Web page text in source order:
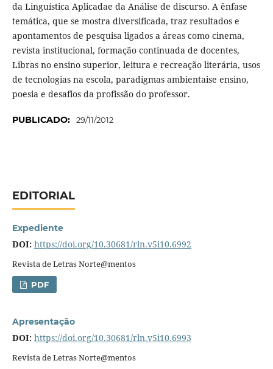
da Linguística Aplicadae da Análise de discurso. A ênfase
temática, que se mostra diversificada, traz resultados e
apontamentos de pesquisa ligados a áreas como cinema,
revista institucional, formação continuada de docentes,
Libras no ensino superior, leitura e recreação literária, usos
de tecnologias na escola, paradigmas ambientaise ensino,
poesia e desafios da profissão do professor.
PUBLICADO: 29/11/2012
EDITORIAL
Expediente
DOI: https://doi.org/10.30681/rln.v5i10.6992
Revista de Letras Norte@mentos
PDF
Apresentação
DOI: https://doi.org/10.30681/rln.v5i10.6993
Revista de Letras Norte@mentos